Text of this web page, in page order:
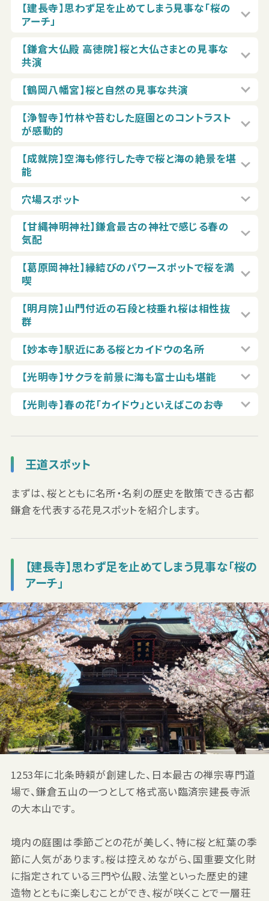
【建長寺】思わず足を止めてしまう見事な「桜の
アーチ」
【鎌倉大仏殿 高徳院】桜と大仏さまとの見事な
共演
【鶴岡八幡宮】桜と自然の見事な共演
【浄智寺】竹林や苔むした庭園とのコントラスト
が感動的
【成就院】空海も修行した寺で桜と海の絶景を堪
能
穴場スポット
【甘縄神明神社】鎌倉最古の神社で感じる春の
気配
【葛原岡神社】縁結びのパワースポットで桜を満
喫
【明月院】山門付近の石段と枝垂れ桜は相性抜
群
【妙本寺】駅近にある桜とカイドウの名所
【光明寺】サクラを前景に海も富士山も堪能
【光則寺】春の花「カイドウ」といえばこのお寺
王道スポット
まずは、桜とともに名所・名刹の歴史を散策できる古都
鎌倉を代表する花見スポットを紹介します。
【建長寺】思わず足を止めてしまう見事な「桜の
アーチ」
1253年に北条時頼が創建した、日本最古の禅宗専門道
場で、鎌倉五山の一つとして格式高い臨済宗建長寺派
の大本山です。
境内の庭園は季節ごとの花が美しく、特に桜と紅葉の季
節に人気があります。桜は控えめながら、国重要文化財
に指定されている三門や仏殿、法堂といった歴史的建
造物とともに楽しむことができ、桜が咲くことで一層荘